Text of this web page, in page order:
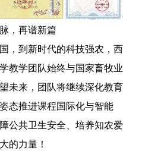
，再谱新篇
，到新时代的科技强农，西
教学团队始终与国家畜牧业
未来，团队将继续深化教育
态推进课程国际化与智能
公共卫生安全、培养知农爱
的力量！